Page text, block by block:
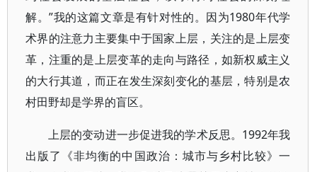
解。”我的这篇文章是有针对性的。因为1980年代学
术界的注意力主要集中于国家上层，关注的是上层变
革，注重的是上层变革的走向与路径，如新权威主义
的大行其道，而正在发生深刻变化的基层，特别是农
村田野却是学界的盲区。
上层的变动进一步促进我的学术反思。1992年我
出版了《非均衡的中国政治：城市与乡村比较》一